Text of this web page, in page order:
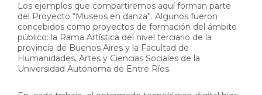
Los ejemplos que compartiremos aquí forman parte
del Proyecto “Museos en danza”. Algunos fueron
concebidos como proyectos de formación del ámbito
público: la Rama Artística del nivel terciario de la
provincia de Buenos Aires y la Facultad de
Humanidades, Artes y Ciencias Sociales de la
Universidad Autónoma de Entre Ríos.